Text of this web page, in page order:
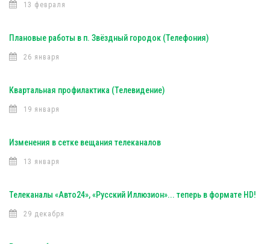
13 февраля
Плановые работы в п. Звёздный городок (Телефония)
26 января
Квартальная профилактика (Телевидение)
19 января
Изменения в сетке вещания телеканалов
13 января
Телеканалы «Авто24», «Русский Иллюзион»... теперь в формате HD!
29 декабря